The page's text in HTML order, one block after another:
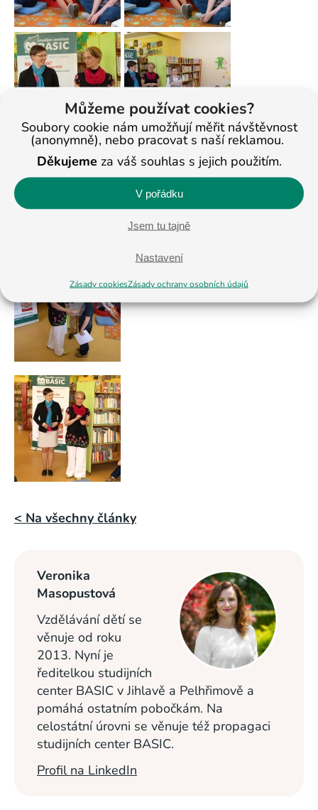
Můžeme používat cookies?
Soubory cookie nám umožňují měřit návštěvnost
(anonymně), nebo pracovat s naší reklamou.
Děkujeme za váš souhlas s jejich použitím.
V pořádku
Jsem tu tajně
Nastavení
Zásady cookiesZásady ochrany osobních údajů
< Na všechny články
Veronika
Masopustová
Vzdělávání dětí se
věnuje od roku
2013. Nyní je
ředitelkou studijních
center BASIC v Jihlavě a Pelhřimově a
pomáhá ostatním pobočkám. Na
celostátní úrovni se věnuje též propagaci
studijních center BASIC.
Profil na LinkedIn